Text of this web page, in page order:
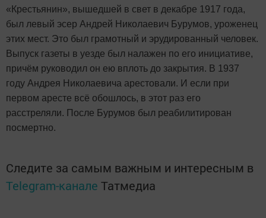
«Крестьянин», вышедшей в свет в декабре 1917 года,
был левый эсер Андрей Николаевич Бурумов, уроженец
этих мест. Это был грамотный и эрудированный человек.
Выпуск газеты в уезде был налажен по его инициативе,
причём руководил он ею вплоть до закрытия. В 1937
году Андрея Николаевича арестовали. И если при
первом аресте всё обошлось, в этот раз его
расстреляли. После Бурумов был реабилитирован
посмертно.
Следите за самым важным и интересным в
Telegram-канале Татмедиа